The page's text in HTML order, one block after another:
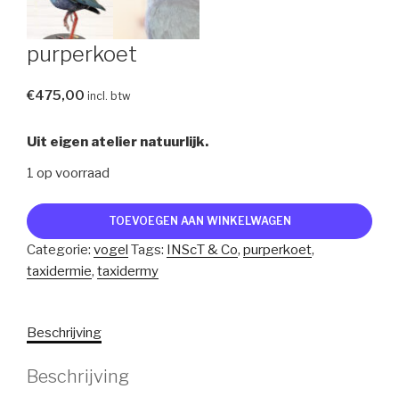
purperkoet
€475,00 incl. btw
Uit eigen atelier natuurlijk.
1 op voorraad
purperkoet
aantal
TOEVOEGEN AAN WINKELWAGEN
Categorie: vogel Tags: INScT & Co, purperkoet,
taxidermie, taxidermy
Beschrijving
Beschrijving